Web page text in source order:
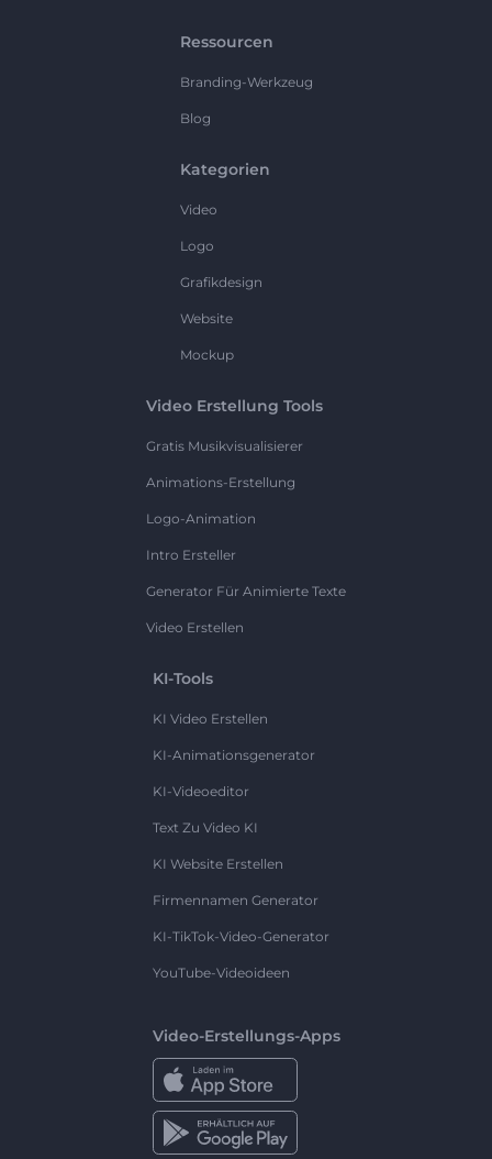
Ressourcen
Branding-Werkzeug
Blog
Kategorien
Video
Logo
Grafikdesign
Website
Mockup
Video Erstellung Tools
Gratis Musikvisualisierer
Animations-Erstellung
Logo-Animation
Intro Ersteller
Generator Für Animierte Texte
Video Erstellen
KI-Tools
KI Video Erstellen
KI-Animationsgenerator
KI-Videoeditor
Text Zu Video KI
KI Website Erstellen
Firmennamen Generator
KI-TikTok-Video-Generator
YouTube-Videoideen
Video-Erstellungs-Apps